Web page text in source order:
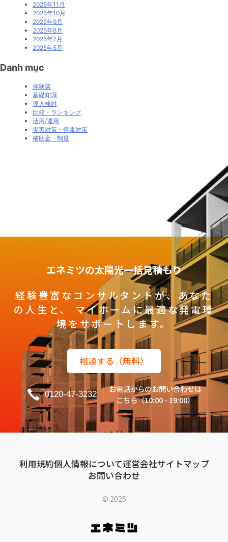
点・
2025年11月
2025年10月
2025年9月
2025年8月
2025年7月
2025年5月
Danh mục
体験談
基礎知識
導入検討
比較・ランキング
活用/運用
災害対策・停電対策
補助金・制度
エネミツの太陽光一括見積もり
経験豊富なコンサルタントが、あなた
の人生と、
マイホームに最適な発電環
境をサポートします。
相談する（無料）
0120-47-3232
お電話からのお問い合わせは
こちら（10:00 - 19:00）
利用規約個人情報について運営会社サイトマップ
お問い合わせ
© 2025